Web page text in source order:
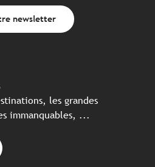
newsletter
les grandes
immanquables, ...